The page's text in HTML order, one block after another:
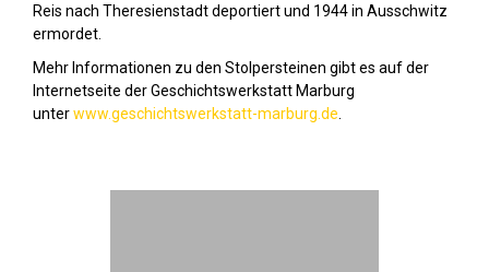
Reis nach Theresienstadt deportiert und 1944 in Ausschwitz
ermordet.
Mehr Informationen zu den Stolpersteinen gibt es auf der
Internetseite der Geschichtswerkstatt Marburg
unterwww.geschichtswerkstatt-marburg.de